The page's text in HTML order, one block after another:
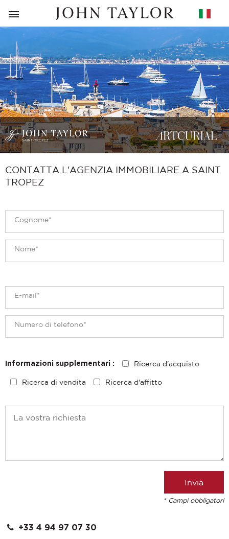
RITORNO
CONTATTA L'AGENZIA IMMOBILIARE A SAINT
TROPEZ
Informazioni supplementari : Ricerca d'acquisto
Ricerca di vendita Ricerca d'affitto
* Campi obbligatori
+33 4 94 97 07 30